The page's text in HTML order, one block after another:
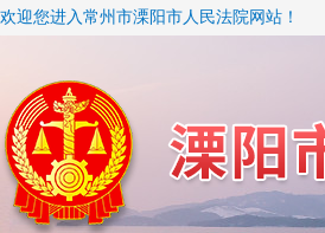
欢迎您进入常州市溧阳市人民法院网站！